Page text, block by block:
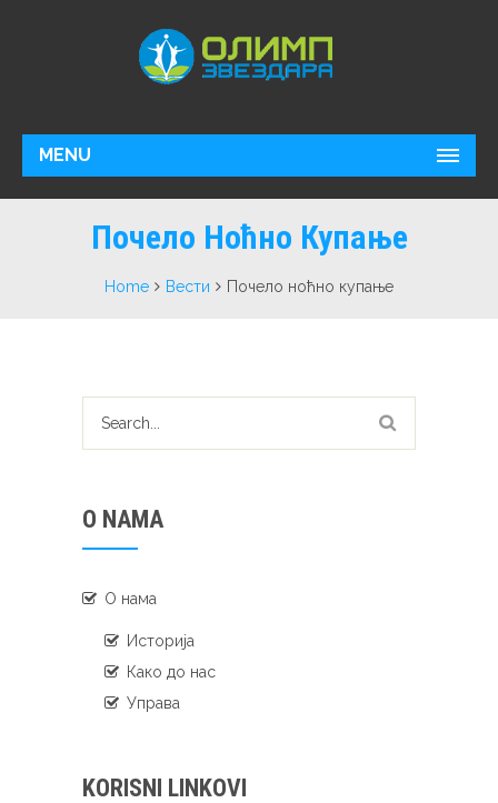
MENU
Почело Ноћно Купање
Home Вести Почело ноћно купање
O NAMA
О нама
Историја
Како до нас
Управа
KORISNI LINKOVI